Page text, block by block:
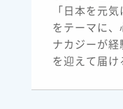
「日本を元
をテーマに、
ナカジーが
を迎えて届